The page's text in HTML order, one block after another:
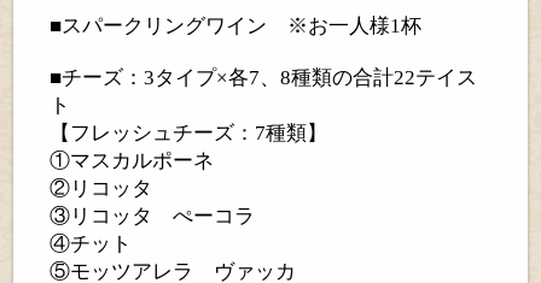
■スパークリングワイン ※お一人様1杯
■チーズ：3タイプ×各7、8種類の合計22テイス
ト
【フレッシュチーズ：7種類】
①マスカルポーネ
②リコッタ
③リコッタ ぺーコラ
④チット
⑤モッツアレラ ヴァッカ